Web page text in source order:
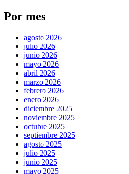
Por mes
agosto 2026
julio 2026
junio 2026
mayo 2026
abril 2026
marzo 2026
febrero 2026
enero 2026
diciembre 2025
noviembre 2025
octubre 2025
septiembre 2025
agosto 2025
julio 2025
junio 2025
mayo 2025